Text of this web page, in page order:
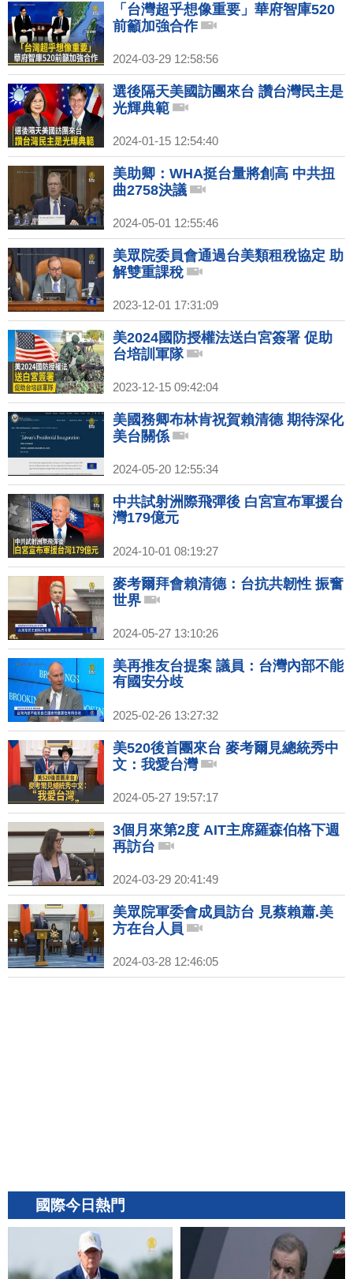
「台灣超乎想像重要」華府智庫520
前籲加強合作
2024-03-29 12:58:56
選後隔天美國訪團來台 讚台灣民主是
光輝典範
2024-01-15 12:54:40
美助卿：WHA挺台量將創高 中共扭
曲2758決議
2024-05-01 12:55:46
美眾院委員會通過台美類租稅協定 助
解雙重課稅
2023-12-01 17:31:09
美2024國防授權法送白宮簽署 促助
台培訓軍隊
2023-12-15 09:42:04
美國務卿布林肯祝賀賴清德 期待深化
美台關係
2024-05-20 12:55:34
中共試射洲際飛彈後 白宮宣布軍援台
灣179億元
2024-10-01 08:19:27
麥考爾拜會賴清德：台抗共韌性 振奮
世界
2024-05-27 13:10:26
美再推友台提案 議員：台灣內部不能
有國安分歧
2025-02-26 13:27:32
美520後首團來台 麥考爾見總統秀中
文：我愛台灣
2024-05-27 19:57:17
3個月來第2度 AIT主席羅森伯格下週
再訪台
2024-03-29 20:41:49
美眾院軍委會成員訪台 見蔡賴蕭.美
方在台人員
2024-03-28 12:46:05
國際今日熱門